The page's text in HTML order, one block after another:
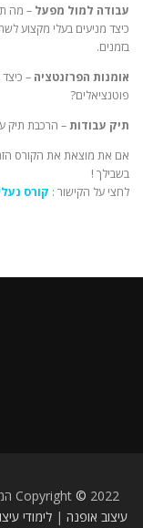
עבודה למול מפעל – מה
כיצד מניעים בעלי מקצוע
בזמנים.
אומנות הפרזנטציה – כיצד
פוטנציאלים?
תיק עבודות– הרכבת תיק
אם את מוצאת את הקורס הזה
בשבילך !
לחצי על הקישור : קורס
Copyright © 2022 המכינה הבינתחומית לעיצוב ואדריכלות בע"מ
עיצוב אופנה | לימודי